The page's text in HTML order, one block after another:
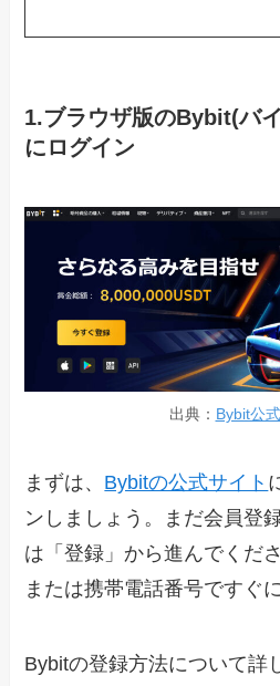
1.ブラウザ版のBybit(バ
にログイン
出典： Bybit公
まずは、 Bybitの公式サイト
ンしましょう。まだ会員登
は「登録」から進んでくだ
または携帯電話番号ですぐ
Bybitの登録方法について詳